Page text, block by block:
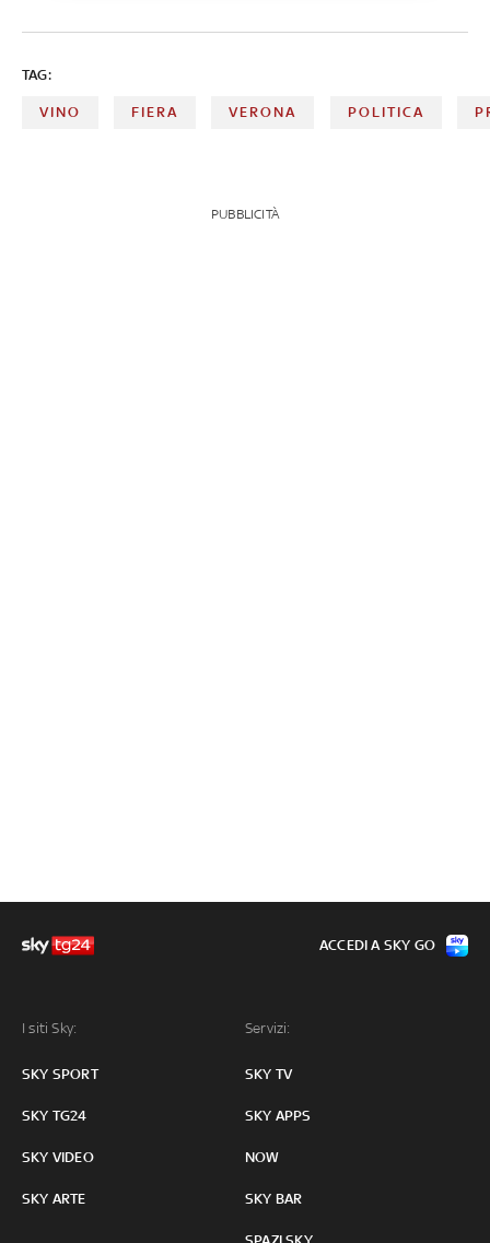
TAG:
VINO FIERA VERONA POLITICA
PUBBLICITÀ
I siti Sky:
SKY SPORT
SKY TG24
SKY VIDEO
SKY ARTE
Servizi:
SKY TV
SKY APPS
NOW
SKY BAR
ACCEDI A SKY GO